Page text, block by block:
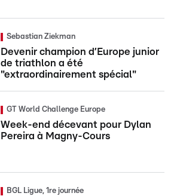
Sebastian Ziekman
Devenir champion d’Europe junior
de triathlon a été
"extraordinairement spécial"
GT World Challenge Europe
Week-end décevant pour Dylan
Pereira à Magny-Cours
BGL Ligue, 1re journée